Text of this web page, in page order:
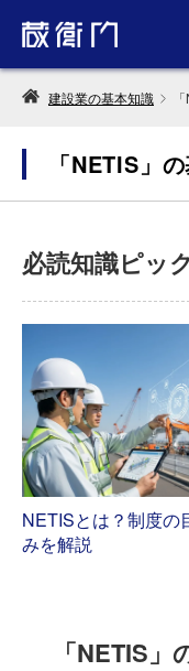
建設業の基本知識
「NETIS」
必読知識ピッ
NETISとは？制度の
みを解説
「NETIS」